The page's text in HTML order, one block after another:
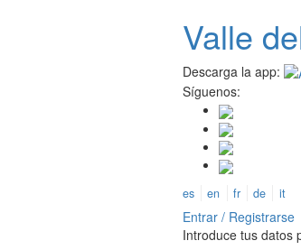
Valle
Descarga la app:
Síguenos:
es en fr de it
Entrar / Registrarse
Introduce tus datos